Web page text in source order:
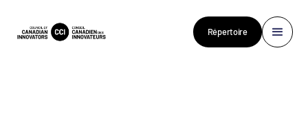
Répertoire